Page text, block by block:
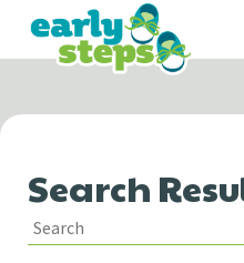
Search